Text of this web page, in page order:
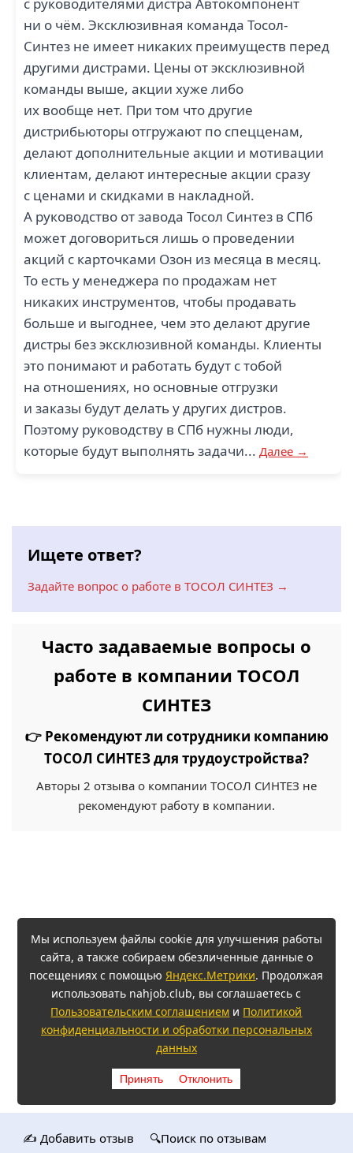
ни о чём. Эксклюзивная команда Тосол-
Синтез не имеет никаких преимуществ перед
другими дистрами. Цены от эксклюзивной
команды выше, акции хуже либо
их вообще нет. При том что другие
дистрибьюторы отгружают по спецценам,
делают дополнительные акции и мотивации
клиентам, делают интересные акции сразу
с ценами и скидками в накладной.
А руководство от завода Тосол Синтез в СПб
может договориться лишь о проведении
акций с карточками Озон из месяца в месяц.
То есть у менеджера по продажам нет
никаких инструментов, чтобы продавать
больше и выгоднее, чем это делают другие
дистры без эксклюзивной команды. Клиенты
это понимают и работать будут с тобой
на отношениях, но основные отгрузки
и заказы будут делать у других дистров.
Поэтому руководству в СПб нужны люди,
которые будут выполнять задачи... Далее →
Ищете ответ?
Задайте вопрос о работе в ТОСОЛ СИНТЕЗ →
Часто задаваемые вопросы о
работе в компании ТОСОЛ
СИНТЕЗ
👉 Рекомендуют ли сотрудники компанию
ТОСОЛ СИНТЕЗ для трудоустройства?
Авторы 2 отзыва о компании ТОСОЛ СИНТЕЗ не
рекомендуют работу в компании.
Мы используем файлы cookie для улучшения работы
сайта, а также собираем обезличенные данные о
посещениях с помощьюЯндекс.Метрики. Продолжая
использовать nahjob.club, вы соглашаетесь с
Пользовательским соглашением и Политикой
конфиденциальности и обработки персональных
данных
Принять Отклонить
✍️ Добавить отзыв 🔍Поиск по отзывам